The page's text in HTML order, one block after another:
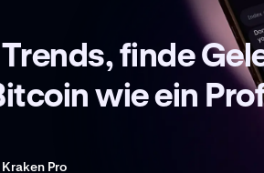
finde
wie ein
Pro